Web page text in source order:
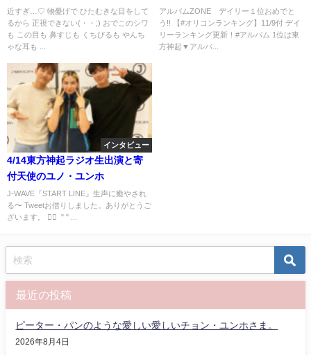
近すぎ…♡ 物憂げで ひたむきな目をして
るから 正視できない(・・;) おでこのシワ
も この目も 鼻すじも くちびるも やんち
ゃな耳も ...
アルバムZONE デイリー１位おめでと
う!! 【#オリコンランキング】11/9付 デイ
リーランキング更新！#アルバム 1位は東
方神起▼アルバ...
インタビュー
4/14東方神起ラジオ生出演と寄
付天使のユノ・ユンホ
J-WAVE『START LINE』生声に癒やされ
る〜 Tweetお借りしました。ありがとうご
ざいます。 ♥⃛ ︎ " " ...
最近の投稿
ピーター・パンのような愛しい愛しいチョン・ユンホさま。
2026年8月4日